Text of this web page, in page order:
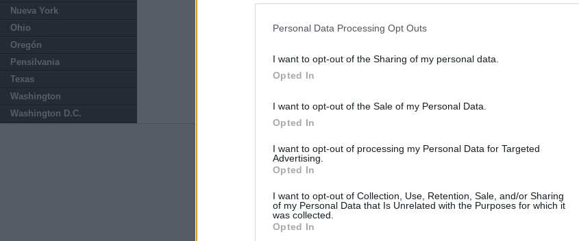
Personal Data Processing Opt Outs
I want to opt-out of the Sharing of my personal data.
Opted In
I want to opt-out of the Sale of my Personal Data.
Opted In
I want to opt-out of processing my Personal Data for Targeted
Advertising.
Opted In
I want to opt-out of Collection, Use, Retention, Sale, and/or Sharing
of my Personal Data that Is Unrelated with the Purposes for which it
was collected.
Opted In
Nueva York
Ohio
Oregón
Pensilvania
Texas
Washington
Washington D.C.
Últimas noticias
España impone controles a los viajeros procedentes de Italia tras el rechazo de
Italia rechaza el ultimátum del Gobierno y mantiene los controles a viajeros de
España hasta el 15 de agosto: "No aceptamos imposiciones"